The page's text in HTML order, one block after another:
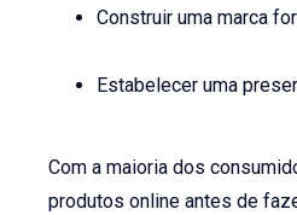
Construir uma marca
Estabelecer uma
Com a maioria dos
produtos online antes de